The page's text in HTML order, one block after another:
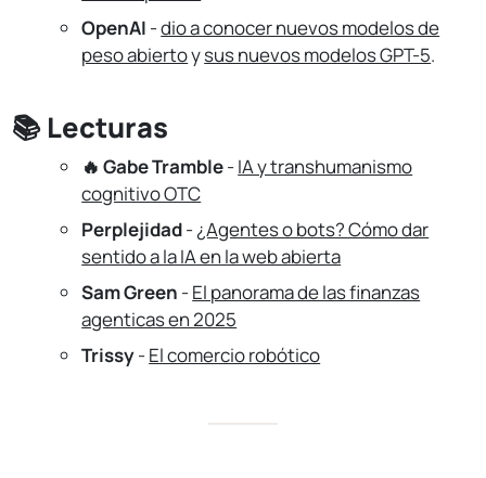
OpenAI -dio a conocer nuevos modelos de
peso abiertoysus nuevos modelos GPT-5.
📚 Lecturas
🔥 Gabe Tramble-IA y transhumanismo
cognitivo OTC
Perplejidad-¿Agentes o bots? Cómo dar
sentido a la IA en la web abierta
Sam Green -El panorama de las finanzas
agenticas en 2025
Trissy-El comercio robótico